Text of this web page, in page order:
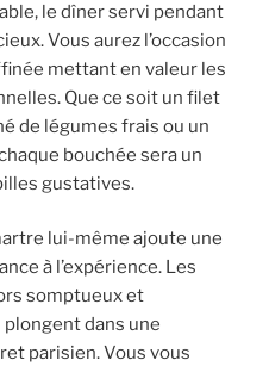
le dîner servi pendant
Vous aurez l’occasion
mettant en valeur les
Que ce soit un filet
de légumes frais ou un
bouchée sera un
gustatives.
lui-même ajoute une
à l’expérience. Les
somptueux et
dans une
parisien. Vous vous